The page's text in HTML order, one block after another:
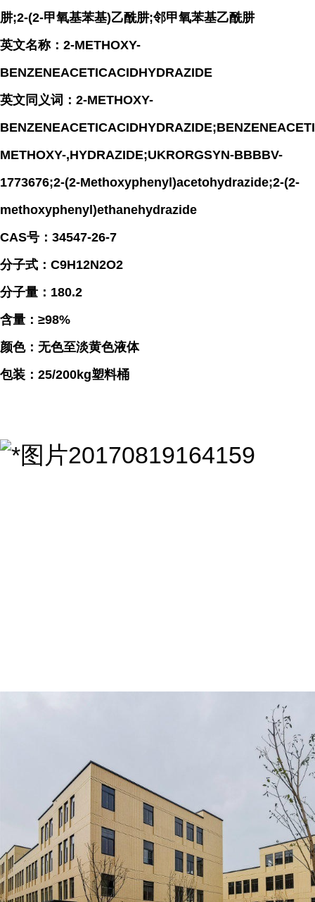
肼;2-(2-甲氧基苯基)乙酰肼;邻甲氧苯基乙酰肼
英文名称：2-METHOXY-
BENZENEACETICACIDHYDRAZIDE
英文同义词：2-METHOXY-
METHOXY-,HYDRAZIDE;UKRORGSYN-BBBBV-
1773676;2-(2-Methoxyphenyl)acetohydrazide;2-(2-
methoxyphenyl)ethanehydrazide
CAS号：34547-26-7
分子式：C9H12N2O2
分子量：180.2
含量：≥98%
颜色：无色至淡黄色液体
包装：25/200kg塑料桶